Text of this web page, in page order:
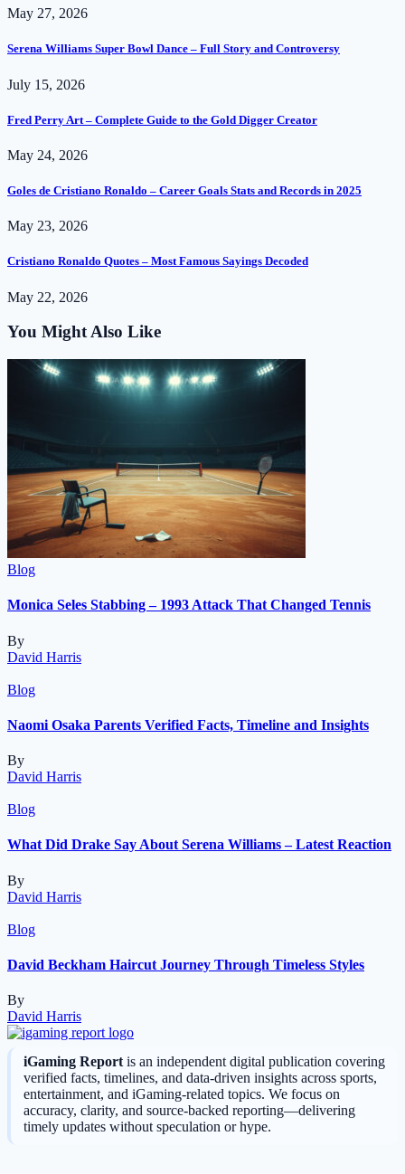
May 27, 2026
Serena Williams Super Bowl Dance – Full Story and Controversy
July 15, 2026
Fred Perry Art – Complete Guide to the Gold Digger Creator
May 24, 2026
Goles de Cristiano Ronaldo – Career Goals Stats and Records in 2025
May 23, 2026
Cristiano Ronaldo Quotes – Most Famous Sayings Decoded
May 22, 2026
You Might Also Like
Blog
Monica Seles Stabbing – 1993 Attack That Changed Tennis
By
David Harris
Blog
Naomi Osaka Parents Verified Facts, Timeline and Insights
By
David Harris
Blog
What Did Drake Say About Serena Williams – Latest Reaction
By
David Harris
Blog
David Beckham Haircut Journey Through Timeless Styles
By
David Harris
iGaming Reportis an independent digital publication covering
verified facts, timelines, and data-driven insights across sports,
entertainment, and iGaming-related topics. We focus on
accuracy, clarity, and source-backed reporting—delivering
timely updates without speculation or hype.